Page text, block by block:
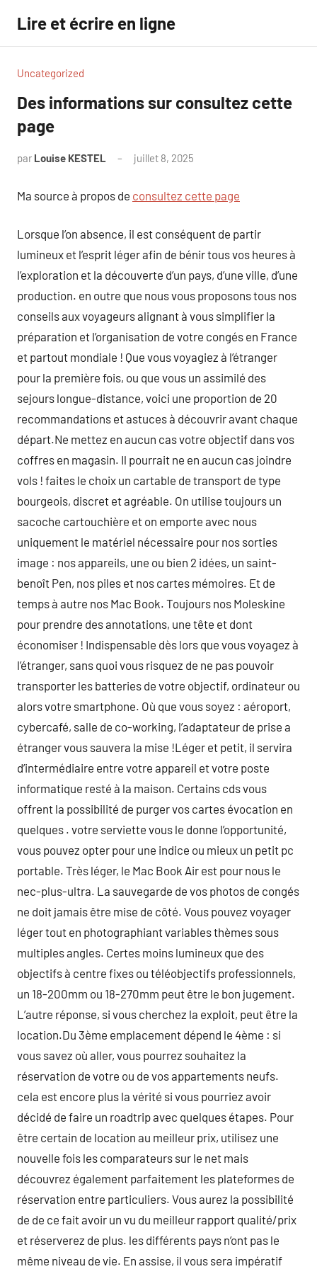
contenu
Lire et écrire en ligne
Uncategorized
Des informations sur consultez cette
page
par Louise KESTEL juillet 8, 2025
Ma source à propos de consultez cette page
Lorsque l’on absence, il est conséquent de partir
lumineux et l’esprit léger afin de bénir tous vos heures à
l’exploration et la découverte d’un pays, d’une ville, d’une
production. en outre que nous vous proposons tous nos
conseils aux voyageurs alignant à vous simplifier la
préparation et l’organisation de votre congés en France
et partout mondiale ! Que vous voyagiez à l’étranger
pour la première fois, ou que vous un assimilé des
sejours longue-distance, voici une proportion de 20
recommandations et astuces à découvrir avant chaque
départ.Ne mettez en aucun cas votre objectif dans vos
coffres en magasin. Il pourrait ne en aucun cas joindre
vols ! faites le choix un cartable de transport de type
bourgeois, discret et agréable. On utilise toujours un
sacoche cartouchière et on emporte avec nous
uniquement le matériel nécessaire pour nos sorties
image : nos appareils, une ou bien 2 idées, un saint-
benoît Pen, nos piles et nos cartes mémoires. Et de
temps à autre nos Mac Book. Toujours nos Moleskine
pour prendre des annotations, une tête et dont
économiser ! Indispensable dès lors que vous voyagez à
l’étranger, sans quoi vous risquez de ne pas pouvoir
transporter les batteries de votre objectif, ordinateur ou
alors votre smartphone. Où que vous soyez : aéroport,
cybercafé, salle de co-working, l’adaptateur de prise a
étranger vous sauvera la mise !Léger et petit, il servira
d’intermédiaire entre votre appareil et votre poste
informatique resté à la maison. Certains cds vous
offrent la possibilité de purger vos cartes évocation en
quelques . votre serviette vous le donne l’opportunité,
vous pouvez opter pour une indice ou mieux un petit pc
portable. Très léger, le Mac Book Air est pour nous le
nec-plus-ultra. La sauvegarde de vos photos de congés
ne doit jamais être mise de côté. Vous pouvez voyager
léger tout en photographiant variables thèmes sous
multiples angles. Certes moins lumineux que des
objectifs à centre fixes ou téléobjectifs professionnels,
un 18-200mm ou 18-270mm peut être le bon jugement.
L’autre réponse, si vous cherchez la exploit, peut être la
location.Du 3ème emplacement dépend le 4ème : si
vous savez où aller, vous pourrez souhaitez la
réservation de votre ou de vos appartements neufs.
cela est encore plus la vérité si vous pourriez avoir
décidé de faire un roadtrip avec quelques étapes. Pour
être certain de location au meilleur prix, utilisez une
nouvelle fois les comparateurs sur le net mais
découvrez également parfaitement les plateformes de
réservation entre particuliers. Vous aurez la possibilité
de de ce fait avoir un vu du meilleur rapport qualité/prix
et réserverez de plus. les différents pays n’ont pas le
même niveau de vie. En assise, il vous sera impératif